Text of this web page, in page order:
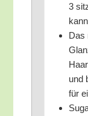
3
Das
und
für